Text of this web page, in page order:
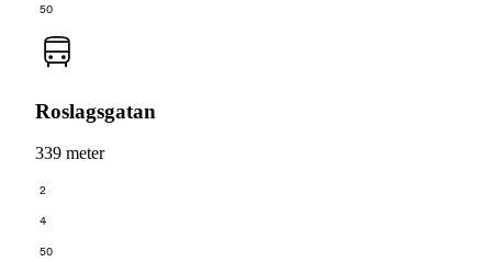
50
Roslagsgatan
339 meter
2
4
50